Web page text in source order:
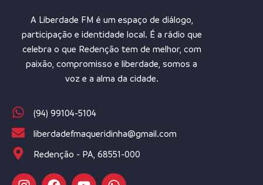
A Liberdade FM é um espaço de diálogo,
participação e identidade local. É a rádio que
celebra o que Redenção tem de melhor, com
paixão, compromisso e liberdade, somos a
voz e a alma da cidade.
(94) 99104-5104
liberdadefmaqueridinha@gmail.com
Redenção - PA, 68551-000